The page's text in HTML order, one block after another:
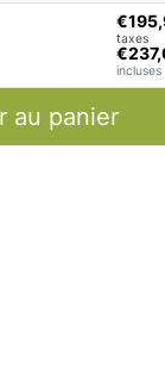
taxes
incluses
au panier